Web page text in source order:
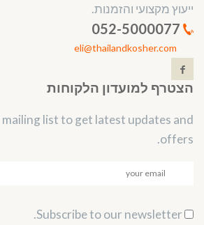
ייעוץ מקצועי והזמנות.
eli@thailandkosher.com
הצטרף למועדון הלקוחות
list to get latest updates and
offers.